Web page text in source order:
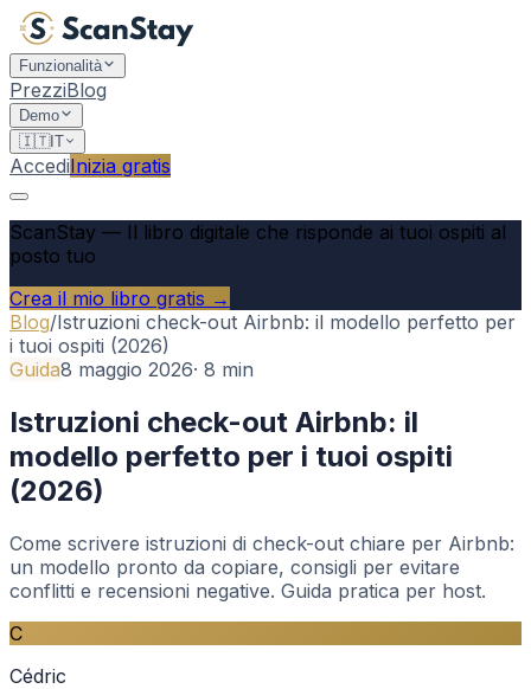
Funzionalità
PrezziBlog
Demo
🇮🇹IT
AccediInizia gratis
ScanStay — Il libro digitale che risponde ai tuoi ospiti al
posto tuo
Crea il mio libro gratis →
Blog/Istruzioni check-out Airbnb: il modello perfetto per
i tuoi ospiti (2026)
Guida8 maggio 2026· 8 min
Istruzioni check-out Airbnb: il
modello perfetto per i tuoi ospiti
(2026)
Come scrivere istruzioni di check-out chiare per Airbnb:
un modello pronto da copiare, consigli per evitare
conflitti e recensioni negative. Guida pratica per host.
C
Cédric